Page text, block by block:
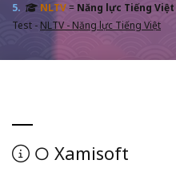
5. NLTV= Năng lực Tiếng Việt
Test - NLTV - Năng lực Tiếng Việt
О Xamisoft